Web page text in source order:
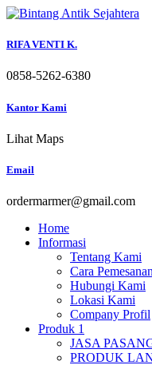
Skip
content
RIFA VENTI K.
0858-5262-6380
Kantor Kami
Lihat Maps
Email
ordermarmer@gmail.com
Home
Informasi
Tentang Kami
Cara Pemesanan
Hubungi Kami
Lokasi Kami
Company Profil
Produk 1
JASA
PRODUK